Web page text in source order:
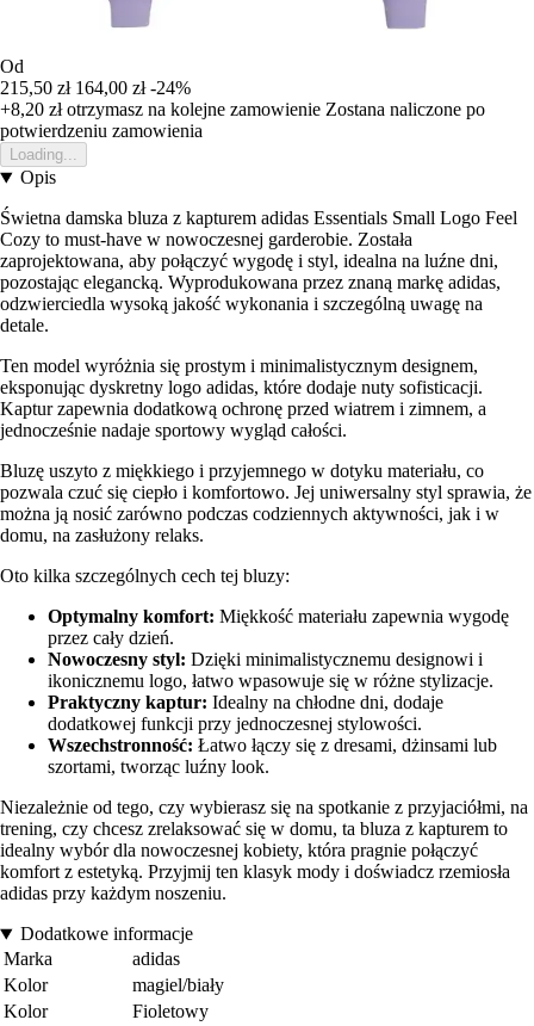
Od
215,50 zł 164,00 zł -24%
+8,20 złotrzymasz na kolejne zamowienie Zostana naliczone po
potwierdzeniu zamowienia
Loading...
Opis
Świetna damska bluza z kapturem adidas Essentials Small Logo Feel
Cozy to must-have w nowoczesnej garderobie. Została
zaprojektowana, aby połączyć wygodę i styl, idealna na luźne dni,
pozostając elegancką. Wyprodukowana przez znaną markę adidas,
odzwierciedla wysoką jakość wykonania i szczególną uwagę na
detale.
Ten model wyróżnia się prostym i minimalistycznym designem,
eksponując dyskretny logo adidas, które dodaje nuty sofisticacji.
Kaptur zapewnia dodatkową ochronę przed wiatrem i zimnem, a
jednocześnie nadaje sportowy wygląd całości.
Bluzę uszyto z miękkiego i przyjemnego w dotyku materiału, co
pozwala czuć się ciepło i komfortowo. Jej uniwersalny styl sprawia, że
można ją nosić zarówno podczas codziennych aktywności, jak i w
domu, na zasłużony relaks.
Oto kilka szczególnych cech tej bluzy:
Optymalny komfort: Miękkość materiału zapewnia wygodę
przez cały dzień.
Nowoczesny styl: Dzięki minimalistycznemu designowi i
ikonicznemu logo, łatwo wpasowuje się w różne stylizacje.
Praktyczny kaptur: Idealny na chłodne dni, dodaje
dodatkowej funkcji przy jednoczesnej stylowości.
Wszechstronność: Łatwo łączy się z dresami, dżinsami lub
szortami, tworząc luźny look.
Niezależnie od tego, czy wybierasz się na spotkanie z przyjaciółmi, na
trening, czy chcesz zrelaksować się w domu, ta bluza z kapturem to
idealny wybór dla nowoczesnej kobiety, która pragnie połączyć
komfort z estetyką. Przyjmij ten klasyk mody i doświadcz rzemiosła
adidas przy każdym noszeniu.
Dodatkowe informacje
Marka
adidas
Kolor
magiel/biały
Kolor
Fioletowy